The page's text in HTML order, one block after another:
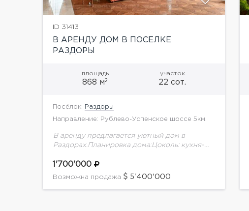
ID 31413
В АРЕНДУ ДОМ В ПОСЕЛКЕ
РАЗДОРЫ
площадь
868 м2
участок
22 сот.
Посёлок: Раздоры
Направление: Рублево-Успенское шоссе 5км.
В аренду предлагается уютный дом в
Раздорах.Планировка дома:Цоколь: кухня-
каминный зал, кабинет, SPA-зона (сауна,
комната отдыха, с/у), спортивный зал,
1'700'000
Возможна продажа 5'400'000